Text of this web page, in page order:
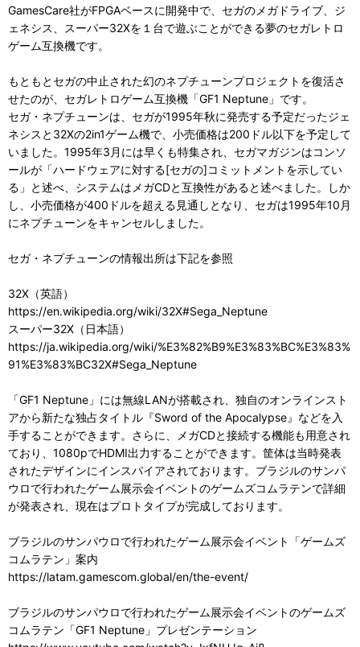
GamesCare社がFPGAベースに開発中で、セガのメガドライブ、ジ
ェネシス、スーパー32Xを１台で遊ぶことができる夢のセガレトロ
ゲーム互換機です。
もともとセガの中止された幻のネプチューンプロジェクトを復活さ
せたのが、セガレトロゲーム互換機「GF1 Neptune」です。
セガ・ネプチューンは、セガが1995年秋に発売する予定だったジェ
ネシスと32Xの2in1ゲーム機で、小売価格は200ドル以下を予定して
いました。1995年3月には早くも特集され、セガマガジンはコンソ
ールが「ハードウェアに対する[セガの]コミットメントを示してい
る」と述べ、システムはメガCDと互換性があると述べました。しか
し、小売価格が400ドルを超える見通しとなり、セガは1995年10月
にネプチューンをキャンセルしました。
セガ・ネプチューンの情報出所は下記を参照
32X（英語）
https://en.wikipedia.org/wiki/32X#Sega_Neptune
スーパー32X（日本語）
https://ja.wikipedia.org/wiki/%E3%82%B9%E3%83%BC%E3%83%
91%E3%83%BC32X#Sega_Neptune
「GF1 Neptune」には無線LANが搭載され、独自のオンラインスト
アから新たな独占タイトル『Sword of the Apocalypse』などを入
手することができます。さらに、メガCDと接続する機能も用意され
ており、1080pでHDMI出力することができます。筐体は当時発表
されたデザインにインスパイアされております。ブラジルのサンパ
ウロで行われたゲーム展示会イベントのゲームズコムラテンで詳細
が発表され、現在はプロトタイプが完成しております。
ブラジルのサンパウロで行われたゲーム展示会イベント「ゲームズ
コムラテン」案内
https://latam.gamescom.global/en/the-event/
ブラジルのサンパウロで行われたゲーム展示会イベントのゲームズ
コムラテン「GF1 Neptune」プレゼンテーション